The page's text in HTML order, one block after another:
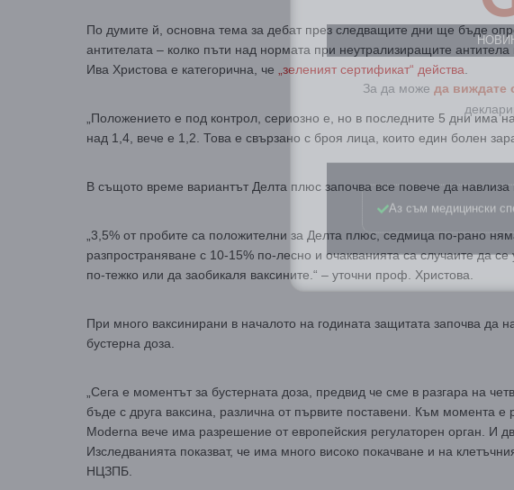
По думите й, основна тема за дебат през следващите дни ще бъде
антителата – колко пъти над нормата при неутрализиращите
Ива Христова е категорична, че
„зеленият сертификат“ действа
„Положението е под контрол, сериозно е, но в последните 5 дни има
над 1,4, вече е 1,2. Това е свързано с броя лица, които един болен
В същото време вариантът Делта плюс започва все повече да навлиза
„3,5% от пробите са положителни за Делта плюс, седмица по-рано
разпространяване с 10-15% по-лесно и очакванията са случаите да
по-тежко или да заобикаля ваксините.“ – уточни проф. Христова.
При много ваксинирани в началото на годината защитата започва да
бустерна доза.
„Сега е моментът за бустерната доза, предвид че сме в разгара на
бъде с друга ваксина, различна от първите поставени. Към момента е
Moderna вече има разрешение от европейския регулаторен орган. И
Изследванията показват, че има много високо покачване и на
НЦЗПБ.
За да можеда виждате